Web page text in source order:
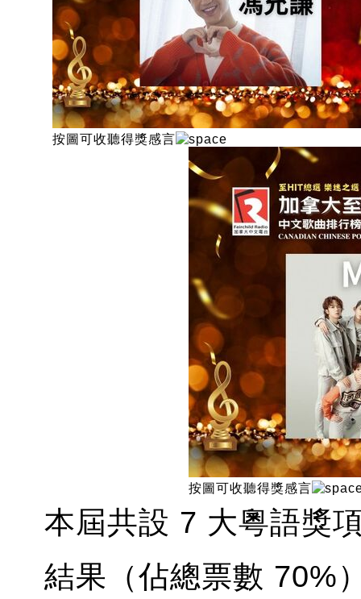
按圖可收聽得獎感言
按圖可收聽得獎感言
本屆共設 7 大粵語獎
結果（佔總票數 70%